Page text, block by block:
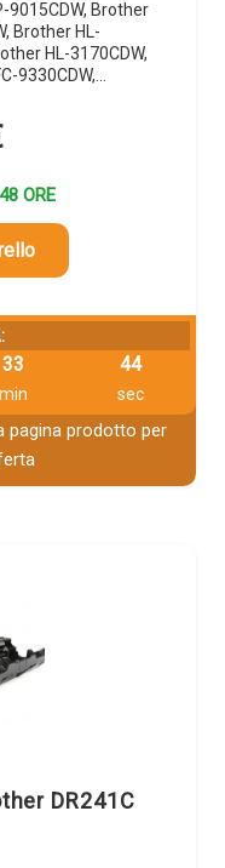
9015CDW, Brother
Brother HL-
HL-3170CDW,
9330CDW,…
ORE
33
min
43
sec
pagina prodotto per
DR241C